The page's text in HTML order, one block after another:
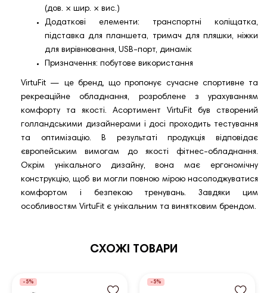
(дов. × шир. × вис.)
Додаткові елементи: транспортні коліщатка,
підставка для планшета, тримач для пляшки, ніжки
для вирівнювання, USB-порт, динамік
Призначення: побутове використання
VirtuFit — це бренд, що пропонує сучасне спортивне та
рекреаційне обладнання, розроблене з урахуванням
комфорту та якості. Асортимент VirtuFit був створений
голландськими дизайнерами і досі проходить тестування
та оптимізацію. В результаті продукція відповідає
європейським вимогам до якості фітнес-обладнання.
Окрім унікального дизайну, вона має ергономічну
конструкцію, щоб ви могли повною мірою насолоджуватися
комфортом і безпекою тренувань. Завдяки цим
особливостям VirtuFit є унікальним та винятковим брендом.
СХОЖІ ТОВАРИ
-5% -5%